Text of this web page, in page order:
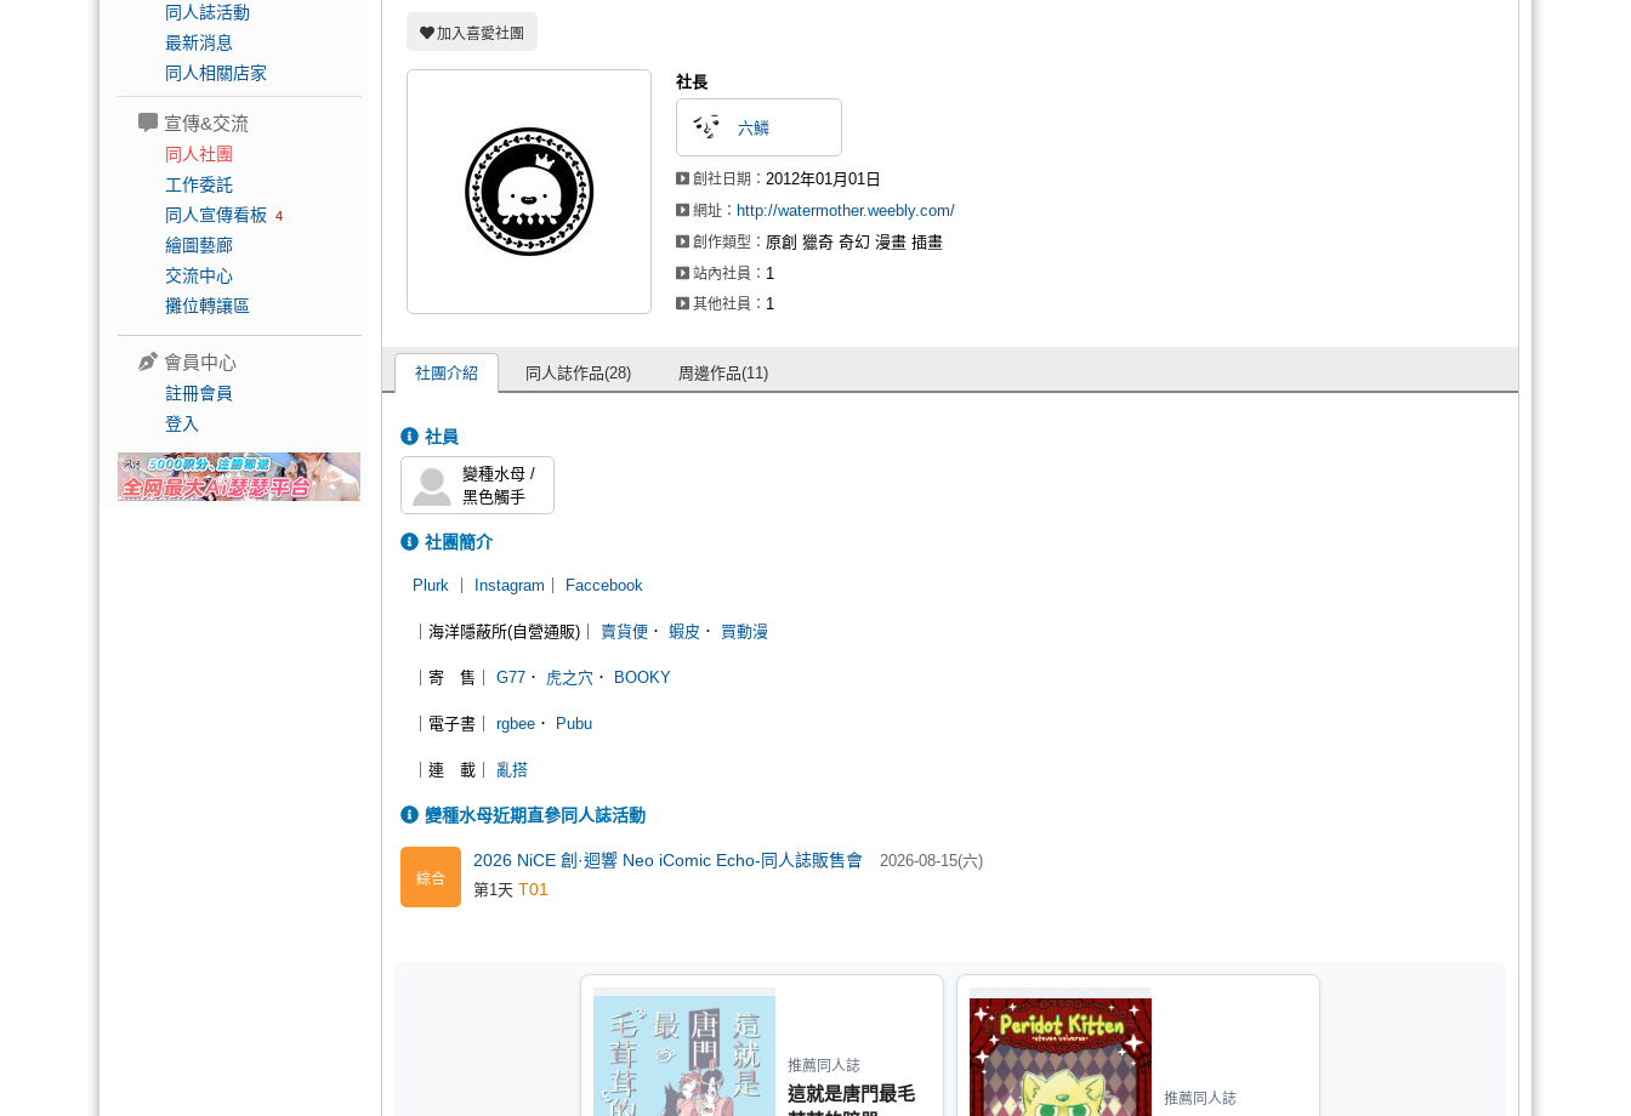
同人誌活動
最新消息
同人相關店家
宣傳&交流
同人社團
工作委託
同人宣傳看板 4
繪圖藝廊
交流中心
攤位轉讓區
會員中心
註冊會員
登入
加入喜愛社團
社長
六鱗
創社日期： 2012年01月01日
網址： http://watermother.weebly.com/
創作類型： 原創 獵奇 奇幻 漫畫 插畫
站內社員： 1
其他社員： 1
社團介紹 同人誌作品(28) 周邊作品(11)
社員
變種水母 /
黑色觸手
社團簡介
Plurk Instagram Faccebook
｜海洋隱蔽所(自營通販)｜ 賣貨便 ． 蝦皮 ． 買動漫
｜寄 售｜ G77 ． 虎之穴 ． BOOKY
｜電子書｜ rgbee ． Pubu
｜連 載｜ 亂搭
變種水母近期直參同人誌活動
綜合
2026 NiCE 創·迴響 Neo iComic Echo-同人誌販售會
2026-08-15(六)
第1天 T01
推薦同人誌
這就是唐門最毛
推薦同人誌